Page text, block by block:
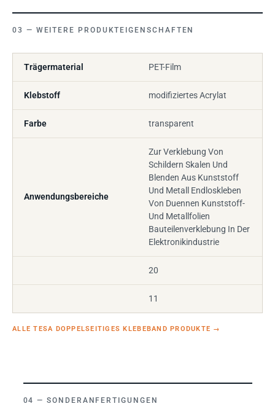
WEITERE PRODUKTEIGENSCHAFTEN
Trägermaterial PET-Film
Klebstoff modifiziertes Acrylat
Farbe transparent
Anwendungsbereiche
Zur Verklebung Von
Schildern Skalen Und
Blenden Aus Kunststoff
Und Metall Endloskleben
Von Duennen Kunststoff-
Und Metallfolien
Bauteilenverklebung In Der
Elektronikindustrie
20
11
ALLE TESA DOPPELSEITIGES KLEBEBAND PRODUKTE →
SONDERANFERTIGUNGEN